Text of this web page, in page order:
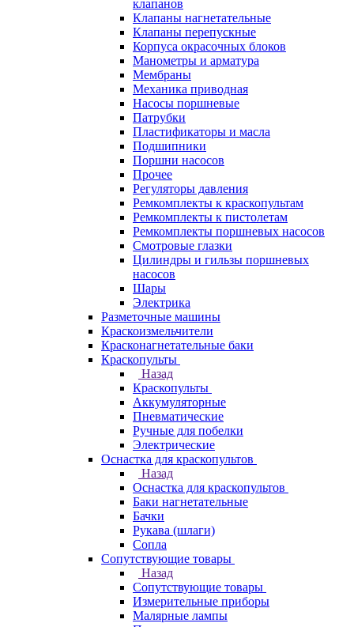
клапанов
Клапаны нагнетательные
Клапаны перепускные
Корпуса окрасочных блоков
Манометры и арматура
Мембраны
Механика приводная
Насосы поршневые
Патрубки
Пластификаторы и масла
Подшипники
Поршни насосов
Прочее
Регуляторы давления
Ремкомплекты к краскопультам
Ремкомплекты к пистолетам
Ремкомплекты поршневых насосов
Смотровые глазки
Цилиндры и гильзы поршневых
насосов
Шары
Электрика
Разметочные машины
Краскоизмельчители
Красконагнетательные баки
Краскопульты
Назад
Краскопульты
Аккумуляторные
Пневматические
Ручные для побелки
Электрические
Оснастка для краскопультов
Назад
Оснастка для краскопультов
Баки нагнетательные
Бачки
Рукава (шлаги)
Сопла
Сопутствующие товары
Назад
Сопутствующие товары
Измерительные приборы
Малярные лампы